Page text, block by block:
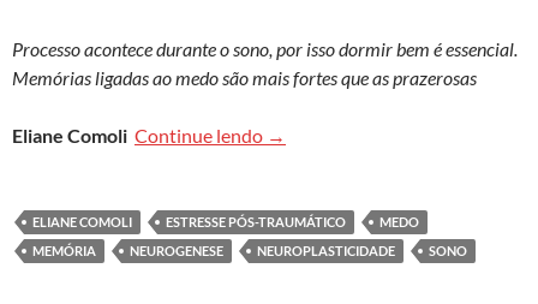
Processo acontece durante o sono, por isso dormir bem é essencial.
Memórias ligadas ao medo são mais fortes que as prazerosas
Eliane Comoli Continue lendo Emoções facilitam o
→
ELIANE COMOLI ESTRESSE PÓS-TRAUMÁTICO
MEDO
MEMÓRIA
NEUROGENESE NEUROPLASTICIDADE SONO